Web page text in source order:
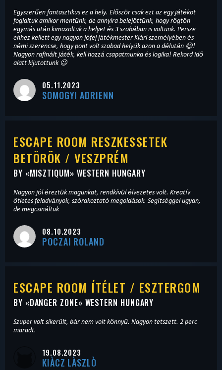
Egyszerűen fantasztikus ez a hely. Először csak ezt az egy játékot
foglaltuk amikor mentünk, de annyira belejöttünk, hogy rögtön
egymás után kimaxoltuk a helyet és 3 szobában is voltunk. Persze
ehhez kellett egy nagyon jófej játékmester Klári személyében és
némi szerencse, hogy pont volt szabad helyük azon a délután 😃!
Nagyon rafinált játék, kell hozzá csapatmunka és logika! Rekord idő
alatt kijutottunk 😉
05.11.2023
SOMOGYI ADRIENN
ESCAPE ROOM RESZKESSETEK
BETÖRÖK / VESZPRÉM
BY «MISZTIQUM» WESTERN HUNGARY
Nagyon jól éreztük magunkat, rendkívül élvezetes volt. Kreatív
ötletes feladványok, szórakoztató megoldások. Segítséggel ugyan,
de megcsináltuk
08.10.2023
POCZAI ROLAND
ESCAPE ROOM ÍTÉLET / ESZTERGOM
BY «DANGER ZONE» WESTERN HUNGARY
Szuper volt sikerült, bàr nem volt könnyű. Nagyon tetszett. 2 perc
maradt.
19.08.2023
KIÀCZ LÀSZLÒ